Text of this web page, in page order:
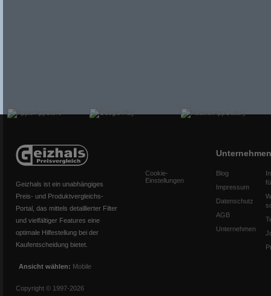
Geizhals ist ein unabhängiges
Preis- und Produktvergleichs-
Portal, das mittels detaillierter Filter
und vielfältiger Features eine
optimale Hilfestellung bei der
Kaufentscheidung bietet.
Ansicht wählen: Mobile
Copyright © 1997-2026
Cookie-
Einstellungen
Unternehmen
Blog
Impressum
Datenschutz
AGB
Unternehmen